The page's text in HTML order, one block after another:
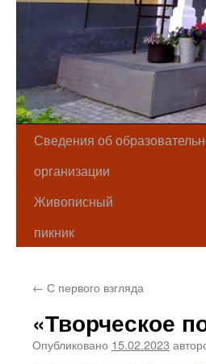
Сведения об
организации
Живописный
пикник
← С первого взгляда
«Творческое
Опубликовано 15.02.2023